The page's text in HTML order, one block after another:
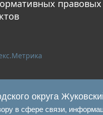
правовых
округа
в сфере связи,